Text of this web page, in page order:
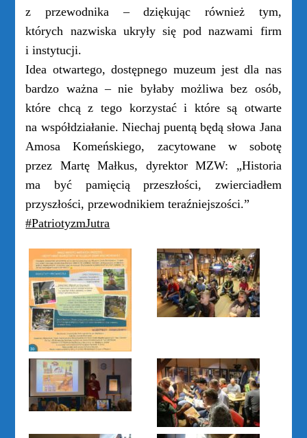
z przewodnika – dziękując również tym,
których nazwiska ukryły się pod nazwami firm
i instytucji.
Idea otwartego, dostępnego muzeum jest dla nas
bardzo ważna – nie byłaby możliwa bez osób,
które chcą z tego korzystać i które są otwarte
na współdziałanie. Niechaj puentą będą słowa Jana
Amosa Komeńskiego, zacytowane w sobotę
przez Martę Małkus, dyrektor MZW: „Historia
ma być pamięcią przeszłości, zwierciadłem
przyszłości, przewodnikiem teraźniejszości.”
#PatriotyzmJutra